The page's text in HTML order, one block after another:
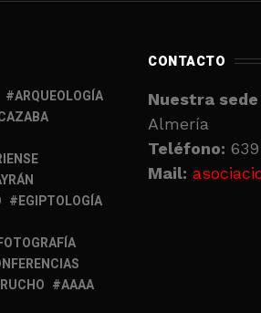
ARQUEOLOGÍA
EGIPTOLOGÍA
AAAA
CONTACTO
Nuestra sede
Almería
Teléfono:
Mail: